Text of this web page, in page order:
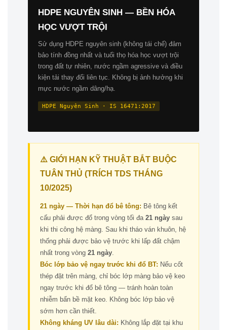
HDPE NGUYÊN SINH — BỀN HÓA
HỌC VƯỢT TRỘI
Sử dụng HDPE nguyên sinh (không tái chế) đảm
bảo tính đồng nhất và tuổi thọ hóa học vượt trội
trong đất tự nhiên, nước ngầm agressive và điều
kiện tải thay đổi liên tục. Không bị ảnh hưởng khi
mực nước ngầm dâng/hạ.
HDPE Nguyên Sinh · IS 16471:2017
⚠️ GIỚI HẠN KỸ THUẬT BẮT BUỘC
TUÂN THỦ (TRÍCH TDS THÁNG
10/2025)
21 ngày — Thời hạn đổ bê tông: Bê tông kết
cấu phải được đổ trong vòng tối đa 21 ngày sau
khi thi công hệ màng. Sau khi tháo ván khuôn, hệ
thống phải được bảo vệ trước khi lấp đất chậm
nhất trong vòng 21 ngày.
Bóc lớp bảo vệ ngay trước khi đổ BT: Nếu cốt
thép đặt trên màng, chỉ bóc lớp màng bảo vệ keo
ngay trước khi đổ bê tông — tránh hoàn toàn
nhiễm bẩn bề mặt keo. Không bóc lớp bảo vệ
sớm hơn cần thiết.
Không kháng UV lâu dài: Không lắp đặt tại khu